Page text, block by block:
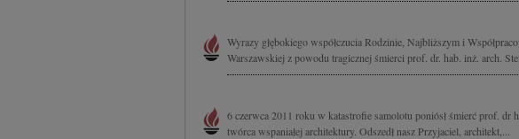
Wyrazy głębokiego współczucia Rodzinie, Najbliższym i
Warszawskiej z powodu tragicznej śmierci prof. dr. hab. inż. arch.
6 czerwca 2011 roku w katastrofie samolotu poniósł śmierć prof. dr
twórca wspaniałej architektury. Odszedł nasz Przyjaciel, architekt,...